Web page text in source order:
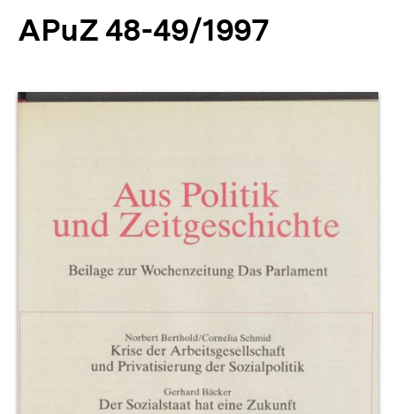
APuZ 48-49/1997
Produktvorschau